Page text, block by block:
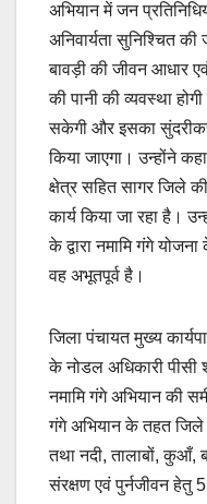
अभियान में जन
अनिवार्यता सुनिश्चित
बावड़ी की जीवन आधार
की पानी की व्यवस्था
सकेगी और इसका
किया जाएगा। उन्होंने
क्षेत्र सहित सागर जिले की
कार्य किया जा रहा है।
के द्वारा नमामि गंगे
वह अभूतपूर्व है।
जिला पंचायत मुख्य
के नोडल अधिकारी पीसी
नमामि गंगे अभियान की
गंगे अभियान के तहत जिले
तथा नदी, तालाबों, कुआँ,
संरक्षण एवं पुर्नजीवन